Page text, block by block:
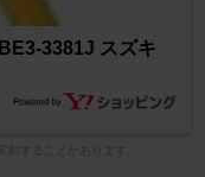
3381J スズキ